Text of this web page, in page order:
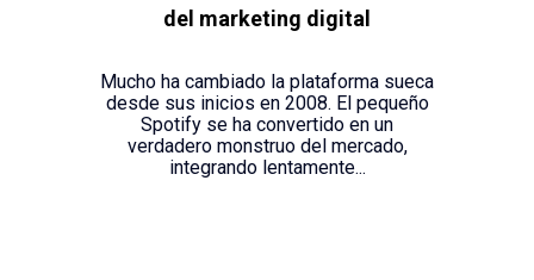
del marketing digital
Mucho ha cambiado la plataforma sueca
desde sus inicios en 2008. El pequeño
Spotify se ha convertido en un
verdadero monstruo del mercado,
integrando lentamente...